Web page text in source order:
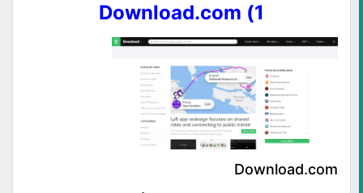
1) Download.com
Download.com